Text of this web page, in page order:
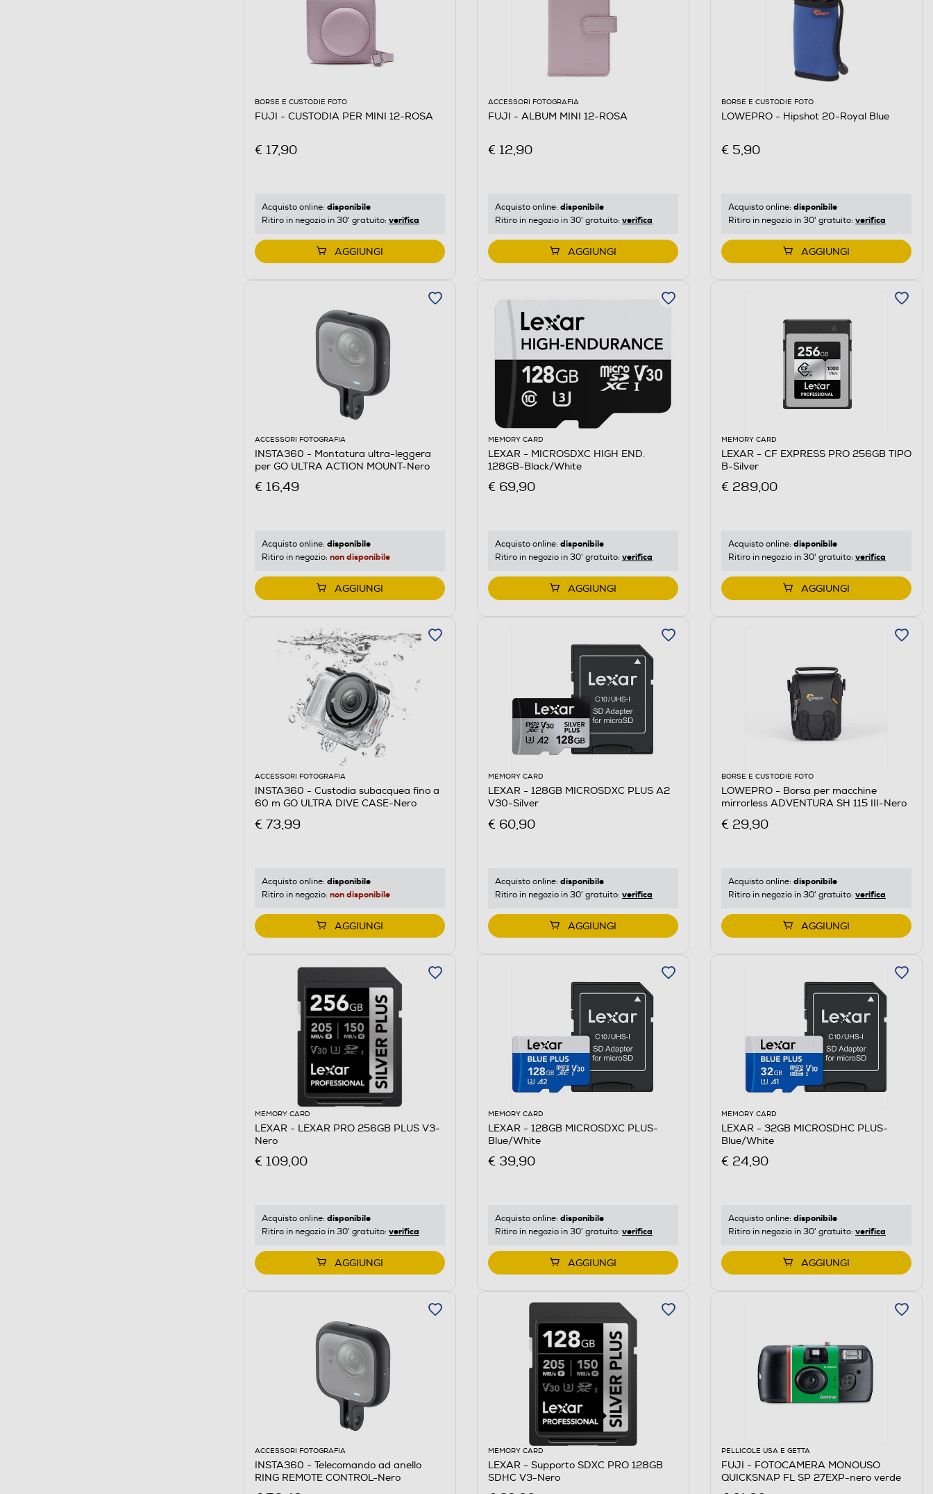
BORSE E CUSTODIE FOTO
FUJI - CUSTODIA PER MINI 12-ROSA
€ 17,90
Acquisto online: disponibile
Ritiro in negozio in 30' gratuito: verifica
AGGIUNGI
ACCESSORI FOTOGRAFIA
FUJI - ALBUM MINI 12-ROSA
€ 12,90
Acquisto online: disponibile
Ritiro in negozio in 30' gratuito: verifica
AGGIUNGI
BORSE E CUSTODIE FOTO
LOWEPRO - Hipshot 20-Royal Blue
€ 5,90
Acquisto online: disponibile
Ritiro in negozio in 30' gratuito: verifica
AGGIUNGI
ACCESSORI FOTOGRAFIA
INSTA360 - Montatura ultra-leggera
per GO ULTRA ACTION MOUNT-Nero
€ 16,49
Acquisto online: disponibile
Ritiro in negozio: non disponibile
AGGIUNGI
MEMORY CARD
LEXAR - MICROSDXC HIGH END.
128GB-Black/White
€ 69,90
Acquisto online: disponibile
Ritiro in negozio in 30' gratuito: verifica
AGGIUNGI
MEMORY CARD
LEXAR - CF EXPRESS PRO 256GB TIPO
B-Silver
€ 289,00
Acquisto online: disponibile
Ritiro in negozio in 30' gratuito: verifica
AGGIUNGI
ACCESSORI FOTOGRAFIA
INSTA360 - Custodia subacquea fino a
60 m GO ULTRA DIVE CASE-Nero
€ 73,99
Acquisto online: disponibile
Ritiro in negozio: non disponibile
AGGIUNGI
MEMORY CARD
LEXAR - 128GB MICROSDXC PLUS A2
V30-Silver
€ 60,90
Acquisto online: disponibile
Ritiro in negozio in 30' gratuito: verifica
AGGIUNGI
BORSE E CUSTODIE FOTO
LOWEPRO - Borsa per macchine
mirrorless ADVENTURA SH 115 III-Nero
€ 29,90
Acquisto online: disponibile
Ritiro in negozio in 30' gratuito: verifica
AGGIUNGI
MEMORY CARD
LEXAR - LEXAR PRO 256GB PLUS V3-
Nero
€ 109,00
Acquisto online: disponibile
Ritiro in negozio in 30' gratuito: verifica
AGGIUNGI
MEMORY CARD
LEXAR - 128GB MICROSDXC PLUS-
Blue/White
€ 39,90
Acquisto online: disponibile
Ritiro in negozio in 30' gratuito: verifica
AGGIUNGI
MEMORY CARD
LEXAR - 32GB MICROSDHC PLUS-
Blue/White
€ 24,90
Acquisto online: disponibile
Ritiro in negozio in 30' gratuito: verifica
AGGIUNGI
ACCESSORI FOTOGRAFIA
INSTA360 - Telecomando ad anello
RING REMOTE CONTROL-Nero
MEMORY CARD
LEXAR - Supporto SDXC PRO 128GB
SDHC V3-Nero
PELLICOLE USA E GETTA
FUJI - FOTOCAMERA MONOUSO
QUICKSNAP FL SP 27EXP-nero verde